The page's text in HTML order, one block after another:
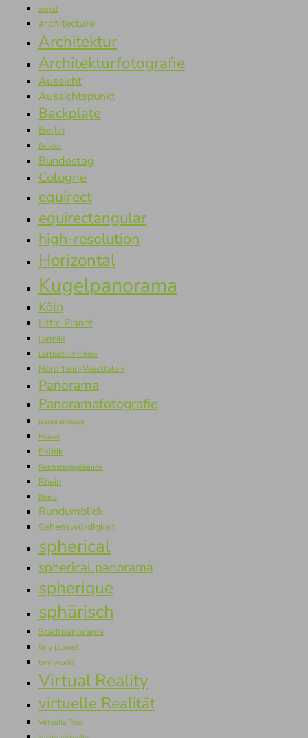
aerial
architecture
Architektur
Architekturfotografie
Aussicht
Aussichtspunkt
Backplate
Berlin
Brücke
Bundestag
Cologne
equirect
equirectangular
high-resolution
Horizontal
Kugelpanorama
Köln
Little Planet
Luftbild
Luftbildaufnahme
Nordrhein-Westfalen
Panorama
Panoramafotografie
panoramique
Planet
Politik
Reichstagsgebäude
Rhein
Rhine
Rundumblick
Sehenswürdigkeit
spherical
spherical panorama
spherique
sphärisch
Stadtpanorama
tiny planet
tiny world
Virtual Reality
virtuelle Realität
Virtuelle Tour